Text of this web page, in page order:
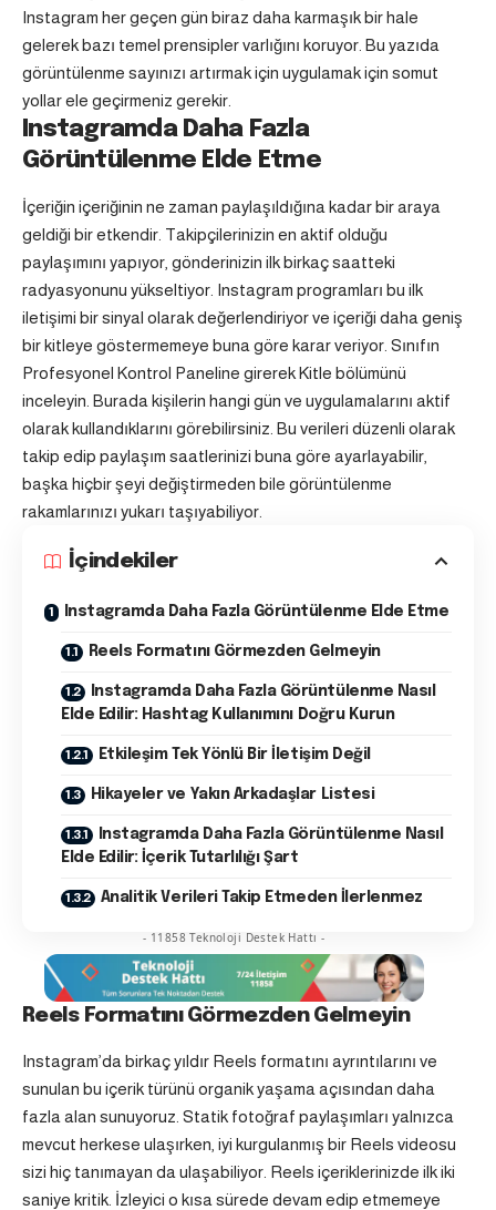
Instagram her geçen gün biraz daha karmaşık bir hale
gelerek bazı temel prensipler varlığını koruyor. Bu yazıda
görüntülenme sayınızı artırmak için uygulamak için somut
yollar ele geçirmeniz gerekir.
Instagramda Daha Fazla
Görüntülenme Elde Etme
İçeriğin içeriğinin ne zaman paylaşıldığına kadar bir araya
geldiği bir etkendir. Takipçilerinizin en aktif olduğu
paylaşımını yapıyor, gönderinizin ilk birkaç saatteki
radyasyonunu yükseltiyor. Instagram programları bu ilk
iletişimi bir sinyal olarak değerlendiriyor ve içeriği daha geniş
bir kitleye göstermemeye buna göre karar veriyor. Sınıfın
Profesyonel Kontrol Paneline girerek Kitle bölümünü
inceleyin. Burada kişilerin hangi gün ve uygulamalarını aktif
olarak kullandıklarını görebilirsiniz. Bu verileri düzenli olarak
takip edip paylaşım saatlerinizi buna göre ayarlayabilir,
başka hiçbir şeyi değiştirmeden bile görüntülenme
rakamlarınızı yukarı taşıyabiliyor.
İçindekiler
Instagramda Daha Fazla Görüntülenme Elde Etme
Reels Formatını Görmezden Gelmeyin
Instagramda Daha Fazla Görüntülenme Nasıl
Elde Edilir: Hashtag Kullanımını Doğru Kurun
Etkileşim Tek Yönlü Bir İletişim Değil
Hikayeler ve Yakın Arkadaşlar Listesi
Instagramda Daha Fazla Görüntülenme Nasıl
Elde Edilir: İçerik Tutarlılığı Şart
Analitik Verileri Takip Etmeden İlerlenmez
- 11858 Teknoloji Destek Hattı -
Reels Formatını Görmezden Gelmeyin
Instagram’da birkaç yıldır Reels formatını ayrıntılarını ve
sunulan bu içerik türünü organik yaşama açısından daha
fazla alan sunuyoruz. Statik fotoğraf paylaşımları yalnızca
mevcut herkese ulaşırken, iyi kurgulanmış bir Reels videosu
sizi hiç tanımayan da ulaşabiliyor. Reels içeriklerinizde ilk iki
saniye kritik. İzleyici o kısa sürede devam edip etmemeye